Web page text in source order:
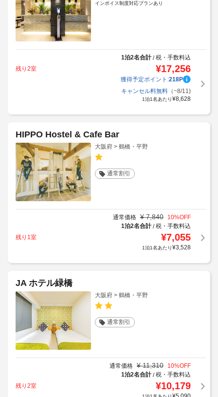
インボイス制度対応プランあり
1泊2名合計/税・手数料込
残り2室
¥17,256
獲得予定ポイント:218P
キャンセル料無料（~8/11)
1泊1名あたり¥8,628
HIPPO Hostel & Cafe Bar
大阪府 > 鶴橋・平野
通常割引
通常価格 ¥ 7,840 10%OFF
1泊2名合計/税・手数料込
残り1室
¥7,055
1泊1名あたり¥3,528
JA ホテル緑橋
大阪府 > 鶴橋・平野
通常割引
通常価格 ¥ 11,310 10%OFF
1泊2名合計/税・手数料込
残り2室
¥10,179